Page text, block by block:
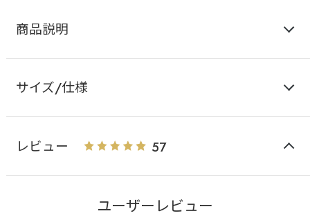
商品説明
サイズ/仕様
レビュー 57
ユーザーレビュー